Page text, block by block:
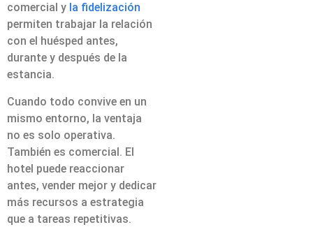
comercial y la fidelización
permiten trabajar la relación
con el huésped antes,
durante y después de la
estancia.
Cuando todo convive en un
mismo entorno, la ventaja
no es solo operativa.
También es comercial. El
hotel puede reaccionar
antes, vender mejor y dedicar
más recursos a estrategia
que a tareas repetitivas.